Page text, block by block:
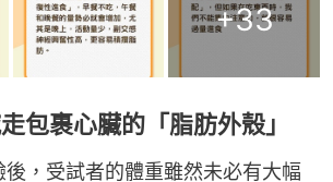
+33
包裹心臟的「脂肪外殼」
後，受試者的體重雖然未必有大幅